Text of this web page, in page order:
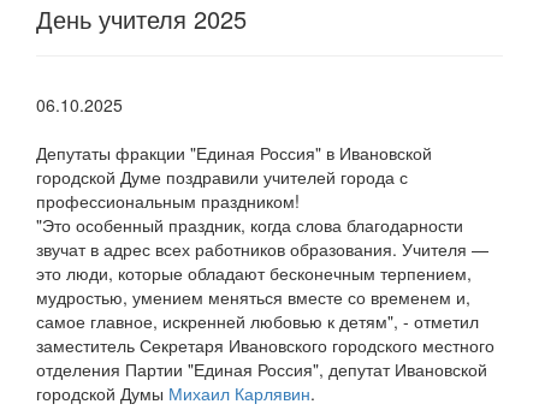
День учителя 2025
06.10.2025
Депутаты фракции "Единая Россия" в Ивановской
городской Думе поздравили учителей города с
профессиональным праздником!
"Это особенный праздник, когда слова благодарности
звучат в адрес всех работников образования. Учителя —
это люди, которые обладают бесконечным терпением,
мудростью, умением меняться вместе со временем и,
самое главное, искренней любовью к детям", - отметил
заместитель Секретаря Ивановского городского местного
отделения Партии "Единая Россия", депутат Ивановской
городской Думы Михаил Карлявин.